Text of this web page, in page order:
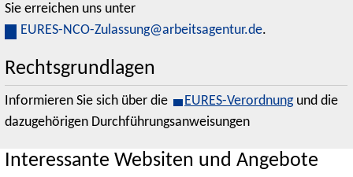
Sie erreichen uns unter
EURES-NCO-Zulassung@arbeitsagentur.de.
Rechtsgrundlagen
Informieren Sie sich über die EURES-Verordnungund die
dazugehörigen Durchführungsanweisungen
Interessante Websiten und Angebote